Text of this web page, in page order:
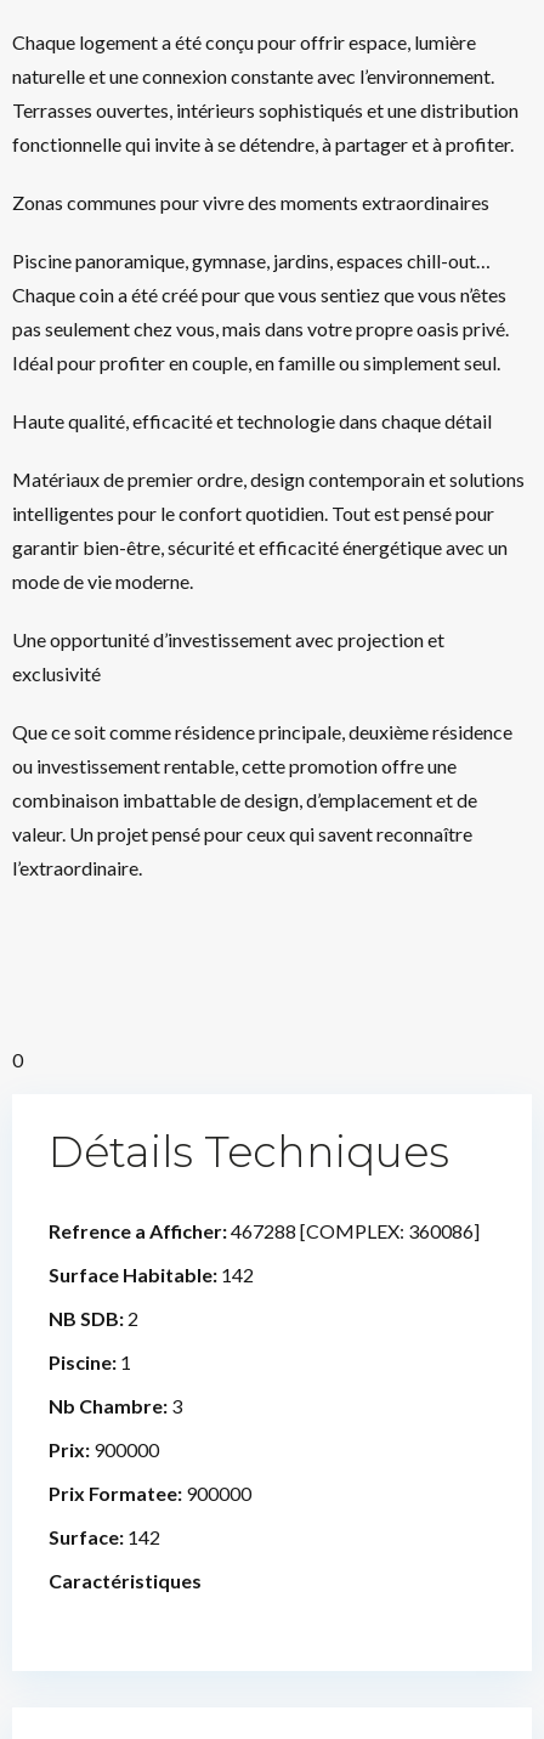
Chaque logement a été conçu pour offrir espace, lumière
naturelle et une connexion constante avec l’environnement.
Terrasses ouvertes, intérieurs sophistiqués et une distribution
fonctionnelle qui invite à se détendre, à partager et à profiter.
Zonas communes pour vivre des moments extraordinaires
Piscine panoramique, gymnase, jardins, espaces chill-out…
Chaque coin a été créé pour que vous sentiez que vous n’êtes
pas seulement chez vous, mais dans votre propre oasis privé.
Idéal pour profiter en couple, en famille ou simplement seul.
Haute qualité, efficacité et technologie dans chaque détail
Matériaux de premier ordre, design contemporain et solutions
intelligentes pour le confort quotidien. Tout est pensé pour
garantir bien-être, sécurité et efficacité énergétique avec un
mode de vie moderne.
Une opportunité d’investissement avec projection et
exclusivité
Que ce soit comme résidence principale, deuxième résidence
ou investissement rentable, cette promotion offre une
combinaison imbattable de design, d’emplacement et de
valeur. Un projet pensé pour ceux qui savent reconnaître
l’extraordinaire.
0
Détails Techniques
Refrence a Afficher:467288 [COMPLEX: 360086]
Surface Habitable: 142
NB SDB: 2
Piscine: 1
Nb Chambre: 3
Prix: 900000
Prix Formatee: 900000
Surface: 142
Caractéristiques